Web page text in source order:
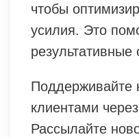
чтобы
усилия. Это
результативные
Поддерживайте
клиентами
Рассылайте